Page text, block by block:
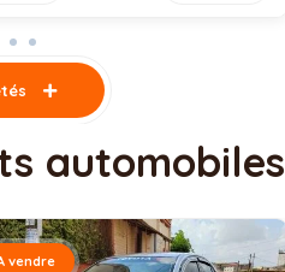
automobiles
vendre